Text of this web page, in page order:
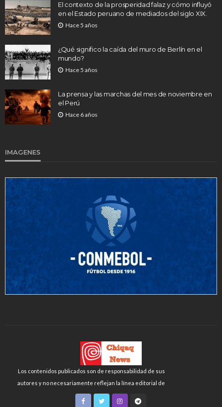
El contexto de la prosperidad falaz y cómo influyó
en el Estado peruano de mediados del siglo XIX.
Hace 5 años
¿Qué significo la caída del muro de Berlín en el
mundo?
Hace 5 años
La prensa y las marchas del mes de noviembre en
el Perú
Hace 6 años
IMAGENES
Los contenidos publicados son de responsabilidad de sus
autores y no necesariamente reflejan la línea editorial de
Chiqaq News o de la FLCH-UNMSM.